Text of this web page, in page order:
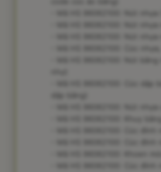
- Mã HS 96062100: Nút
- Mã HS 96062100: Nút
- Mã HS 96062100: Nút
- Mã HS 96062100: Cúc
- Mã HS 96062100: Nút
- Mã HS 96062100: Nút
- Mã HS 96062100: Khuy
- Mã HS 96062100: Cúc
- Mã HS 96062100: Cúc
- Mã HS 96062100: Khoen
- Mã HS 96062100: Cúc